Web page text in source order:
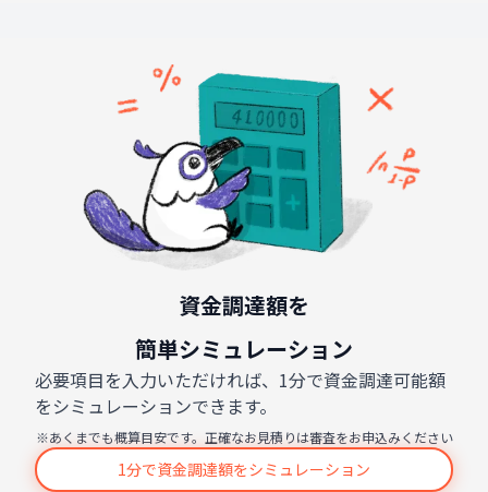
資金調達額を
簡単シミュレーション
必要項目を入力いただければ、1分で資金調達可能額
をシミュレーションできます。
※あくまでも概算目安です。正確なお見積りは審査をお申込みください
1分で資金調達額をシミュレーション